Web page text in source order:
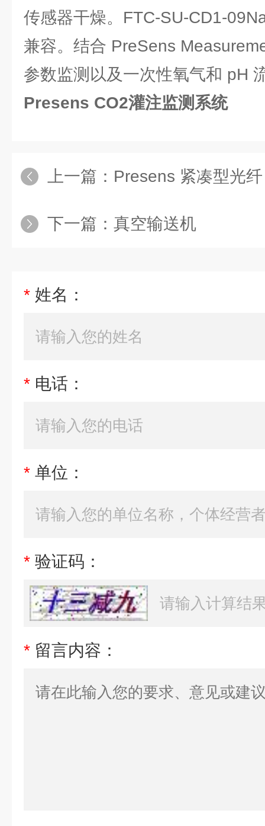
传感器干燥。FTC-SU-CD1-
兼容。结合 PreSens
参数监测以及一次性氧气和 pH
Presens CO2灌注监测系统
上一篇： ​Presens 紧凑型光
下一篇： 真空输送机
* 姓名：
* 电话：
* 单位：
* 验证码：
* 留言内容：